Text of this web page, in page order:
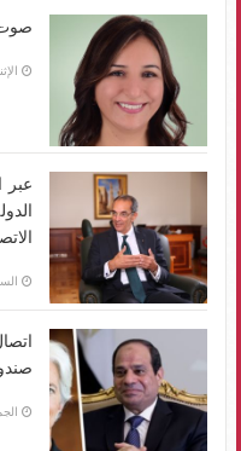
الإثنين، 24
عبر
السبت، 22
الجمعة، 21